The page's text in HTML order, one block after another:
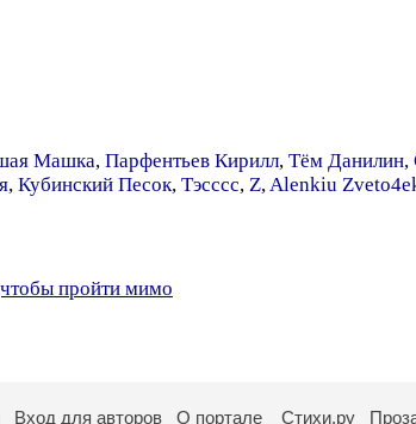
Машка, Парфентьев Кирилл, Тём Данилин,
, Кубинский Песок, Тэсссс, Z,Alenkiu
пройти мимо
Вход для авторов О портале Стихи.ру